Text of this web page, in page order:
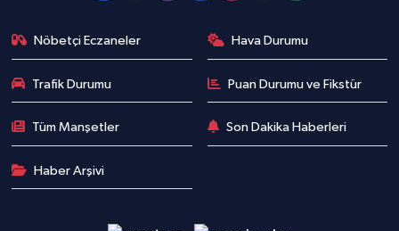
Nöbetçi Eczaneler Hava Durumu
Trafik Durumu Puan Durumu ve Fikstür
Tüm Manşetler Son Dakika Haberleri
Haber Arşivi